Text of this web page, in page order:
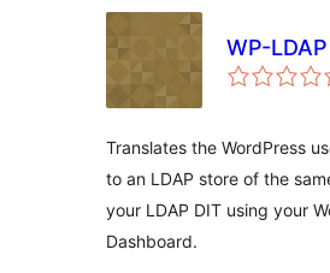
WP-LDAP
Translates the WordPress
to an LDAP store of the
your LDAP DIT using your
Dashboard.